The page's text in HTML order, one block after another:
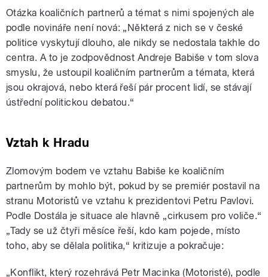
Otázka koaličních partnerů a témat s nimi spojených ale
podle novináře není nová: „Některá z nich se v české
politice vyskytují dlouho, ale nikdy se nedostala takhle do
centra. A to je zodpovědnost Andreje Babiše v tom slova
smyslu, že ustoupil koaličním partnerům a témata, která
jsou okrajová, nebo která řeší pár procent lidí, se stávají
ústřední politickou debatou.“
Vztah k Hradu
Zlomovým bodem ve vztahu Babiše ke koaličním
partnerům by mohlo být, pokud by se premiér postavil na
stranu Motoristů ve vztahu k prezidentovi Petru Pavlovi.
Podle Dostála je situace ale hlavně „cirkusem pro voliče.“
„Tady se už čtyři měsíce řeší, kdo kam pojede, místo
toho, aby se dělala politika,“ kritizuje a pokračuje:
„Konflikt, který rozehrává Petr Macinka (Motoristé), podle